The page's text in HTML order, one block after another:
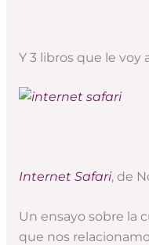
Y 3 libros que le voy
Internet Safari, de
Un ensayo sobre la
que nos